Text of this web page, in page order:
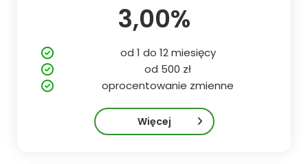
3,00%
od 1 do 12 miesięcy
od 500 zł
oprocentowanie zmienne
Więcej